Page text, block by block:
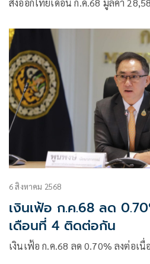
6 สิงหาคม 2568
เงินเฟ้อ ก.ค.68 ลด
เดือนที่ 4 ติดต่อกัน
เงินเฟ้อ ก.ค.68 ลด 0.70% ลงต่อเ